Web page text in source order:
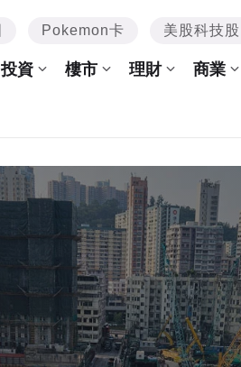
Pokemon卡 美股科技股
投資 樓市 理財 商業